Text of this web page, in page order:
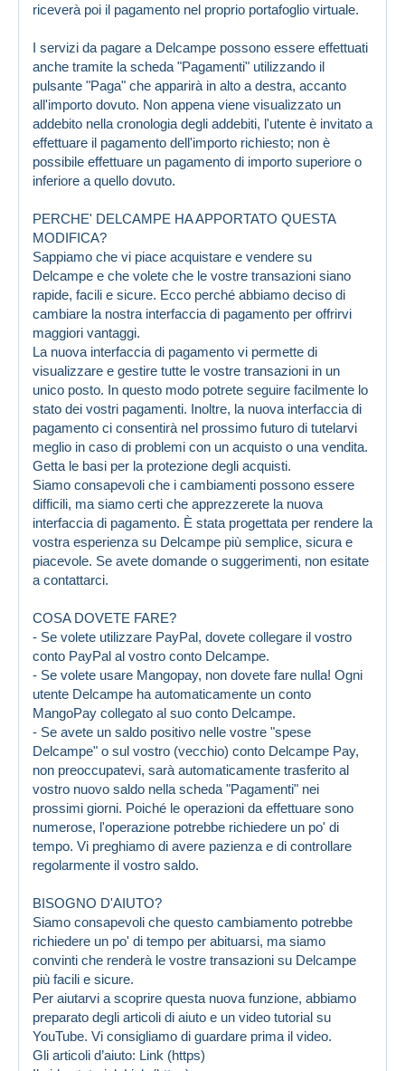
riceverà poi il pagamento nel proprio portafoglio virtuale.
I servizi da pagare a Delcampe possono essere effettuati
anche tramite la scheda "Pagamenti" utilizzando il
pulsante "Paga" che apparirà in alto a destra, accanto
all'importo dovuto. Non appena viene visualizzato un
addebito nella cronologia degli addebiti, l'utente è invitato a
effettuare il pagamento dell'importo richiesto; non è
possibile effettuare un pagamento di importo superiore o
inferiore a quello dovuto.
PERCHE' DELCAMPE HA APPORTATO QUESTA
MODIFICA?
Sappiamo che vi piace acquistare e vendere su
Delcampe e che volete che le vostre transazioni siano
rapide, facili e sicure. Ecco perché abbiamo deciso di
cambiare la nostra interfaccia di pagamento per offrirvi
maggiori vantaggi.
La nuova interfaccia di pagamento vi permette di
visualizzare e gestire tutte le vostre transazioni in un
unico posto. In questo modo potrete seguire facilmente lo
stato dei vostri pagamenti. Inoltre, la nuova interfaccia di
pagamento ci consentirà nel prossimo futuro di tutelarvi
meglio in caso di problemi con un acquisto o una vendita.
Getta le basi per la protezione degli acquisti.
Siamo consapevoli che i cambiamenti possono essere
difficili, ma siamo certi che apprezzerete la nuova
interfaccia di pagamento. È stata progettata per rendere la
vostra esperienza su Delcampe più semplice, sicura e
piacevole. Se avete domande o suggerimenti, non esitate
a contattarci.
COSA DOVETE FARE?
- Se volete utilizzare PayPal, dovete collegare il vostro
conto PayPal al vostro conto Delcampe.
- Se volete usare Mangopay, non dovete fare nulla! Ogni
utente Delcampe ha automaticamente un conto
MangoPay collegato al suo conto Delcampe.
- Se avete un saldo positivo nelle vostre "spese
Delcampe" o sul vostro (vecchio) conto Delcampe Pay,
non preoccupatevi, sarà automaticamente trasferito al
vostro nuovo saldo nella scheda "Pagamenti" nei
prossimi giorni. Poiché le operazioni da effettuare sono
numerose, l'operazione potrebbe richiedere un po' di
tempo. Vi preghiamo di avere pazienza e di controllare
regolarmente il vostro saldo.
BISOGNO D'AIUTO?
Siamo consapevoli che questo cambiamento potrebbe
richiedere un po' di tempo per abituarsi, ma siamo
convinti che renderà le vostre transazioni su Delcampe
più facili e sicure.
Per aiutarvi a scoprire questa nuova funzione, abbiamo
preparato degli articoli di aiuto e un video tutorial su
YouTube. Vi consigliamo di guardare prima il video.
Gli articoli d’aiuto: Link (https)